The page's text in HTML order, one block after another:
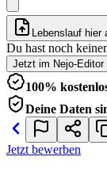
Lebenslauf hier
Du hast noch
Jetzt im Nejo-Editor
100%
Deine Daten
Jetzt bewerben